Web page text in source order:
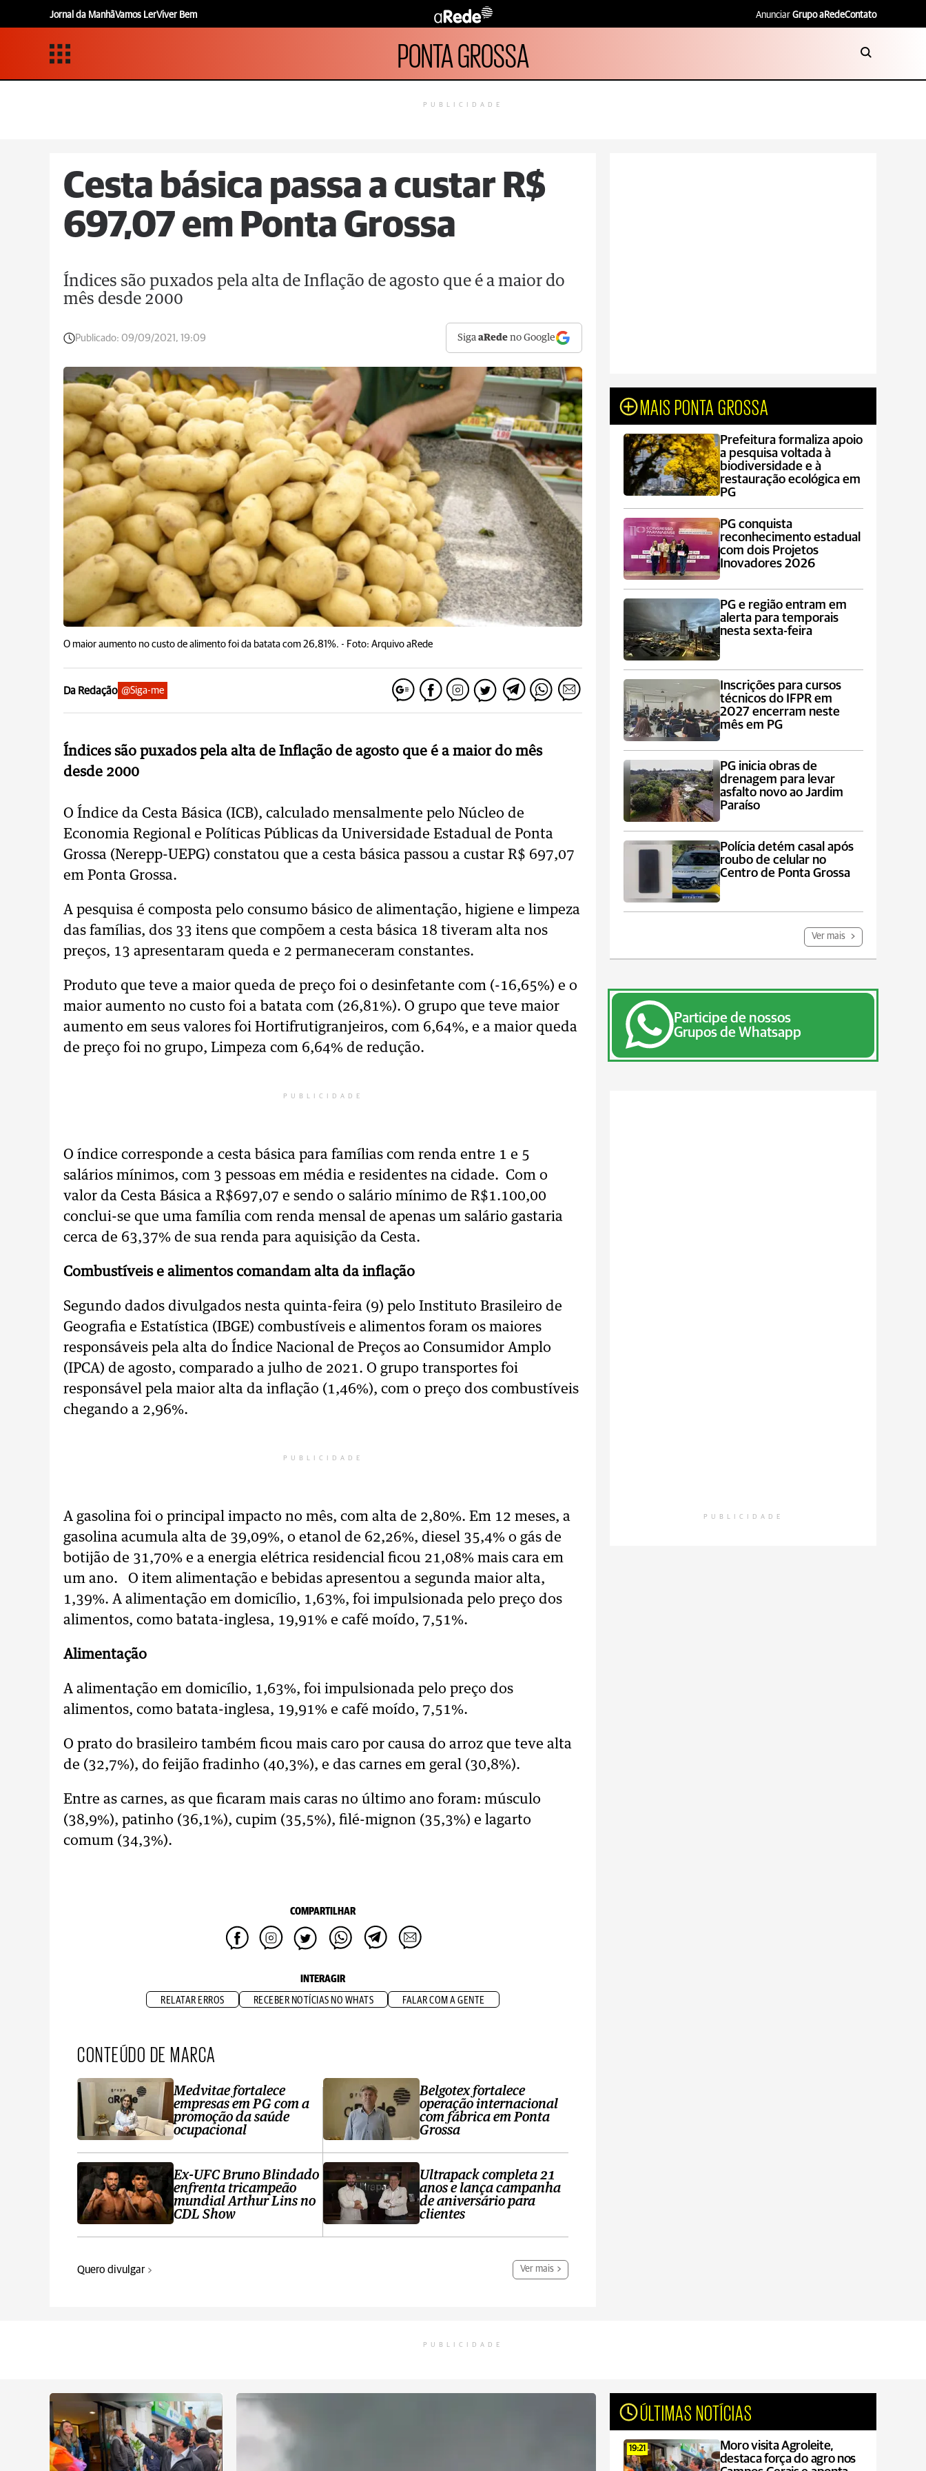
Jornal da ManhãVamos LerViver Bem Anunciar Grupo aRedeContato
PONTA GROSSA
PUBLICIDADE
Cesta básica passa a custar R$
697,07 em Ponta Grossa
Índices são puxados pela alta de Inflação de agosto que é a maior do
mês desde 2000
Publicado: 09/09/2021, 19:09 SigaaRede no Google
O maior aumento no custo de alimento foi da batata com 26,81%. - Foto: Arquivo aRede
Da Redação @Siga-me
Índices são puxados pela alta de Inflação de agosto que é a maior do mês
desde 2000
O Índice da Cesta Básica (ICB), calculado mensalmente pelo Núcleo de
Economia Regional e Políticas Públicas da Universidade Estadual de Ponta
Grossa (Nerepp-UEPG) constatou que a cesta básica passou a custar R$ 697,07
em Ponta Grossa.
A pesquisa é composta pelo consumo básico de alimentação, higiene e limpeza
das famílias, dos 33 itens que compõem a cesta básica 18 tiveram alta nos
preços, 13 apresentaram queda e 2 permaneceram constantes.
Produto que teve a maior queda de preço foi o desinfetante com (-16,65%) e o
maior aumento no custo foi a batata com (26,81%). O grupo que teve maior
aumento em seus valores foi Hortifrutigranjeiros, com 6,64%, e a maior queda
de preço foi no grupo, Limpeza com 6,64% de redução.
PUBLICIDADE
O índice corresponde a cesta básica para famílias com renda entre 1 e 5
salários mínimos, com 3 pessoas em média e residentes na cidade. Com o
valor da Cesta Básica a R$697,07 e sendo o salário mínimo de R$1.100,00
conclui-se que uma família com renda mensal de apenas um salário gastaria
cerca de 63,37% de sua renda para aquisição da Cesta.
Combustíveis e alimentos comandam alta da inflação
Segundo dados divulgados nesta quinta-feira (9) pelo Instituto Brasileiro de
Geografia e Estatística (IBGE) combustíveis e alimentos foram os maiores
responsáveis pela alta do Índice Nacional de Preços ao Consumidor Amplo
(IPCA) de agosto, comparado a julho de 2021. O grupo transportes foi
responsável pela maior alta da inflação (1,46%), com o preço dos combustíveis
chegando a 2,96%.
PUBLICIDADE
A gasolina foi o principal impacto no mês, com alta de 2,80%. Em 12 meses, a
gasolina acumula alta de 39,09%, o etanol de 62,26%, diesel 35,4% o gás de
botijão de 31,70% e a energia elétrica residencial ficou 21,08% mais cara em
um ano. O item alimentação e bebidas apresentou a segunda maior alta,
1,39%. A alimentação em domicílio, 1,63%, foi impulsionada pelo preço dos
alimentos, como batata-inglesa, 19,91% e café moído, 7,51%.
Alimentação
A alimentação em domicílio, 1,63%, foi impulsionada pelo preço dos
alimentos, como batata-inglesa, 19,91% e café moído, 7,51%.
O prato do brasileiro também ficou mais caro por causa do arroz que teve alta
de (32,7%), do feijão fradinho (40,3%), e das carnes em geral (30,8%).
Entre as carnes, as que ficaram mais caras no último ano foram: músculo
(38,9%), patinho (36,1%), cupim (35,5%), filé-mignon (35,3%) e lagarto
comum (34,3%).
COMPARTILHAR
INTERAGIR
RELATAR ERROS RECEBER NOTÍCIAS NO WHATS FALAR COM A GENTE
CONTEÚDO DE MARCA
Medvitae fortalece
empresas em PG com a
promoção da saúde
ocupacional
Ex-UFC Bruno Blindado
enfrenta tricampeão
mundial Arthur Lins no
CDL Show
Belgotex fortalece
operação internacional
com fábrica em Ponta
Grossa
Ultrapack completa 21
anos e lança campanha
de aniversário para
clientes
Quero divulgar Ver mais
MAIS PONTA GROSSA
Prefeitura formaliza apoio
a pesquisa voltada à
biodiversidade e à
restauração ecológica em
PG
PG conquista
reconhecimento estadual
com dois Projetos
Inovadores 2026
PG e região entram em
alerta para temporais
nesta sexta-feira
Inscrições para cursos
técnicos do IFPR em
2027 encerram neste
mês em PG
PG inicia obras de
drenagem para levar
asfalto novo ao Jardim
Paraíso
Polícia detém casal após
roubo de celular no
Centro de Ponta Grossa
Ver mais
Participe de nossos
Grupos de Whatsapp
PUBLICIDADE
PUBLICIDADE
ÚLTIMAS NOTÍCIAS
19:21
Moro visita Agroleite,
destaca força do agro nos